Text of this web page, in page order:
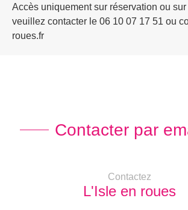
Accès uniquement sur réservation ou
veuillez contacter le 06 10 07 17 51 ou
roues.fr
Contacter par
Contactez
L'Isle en roues